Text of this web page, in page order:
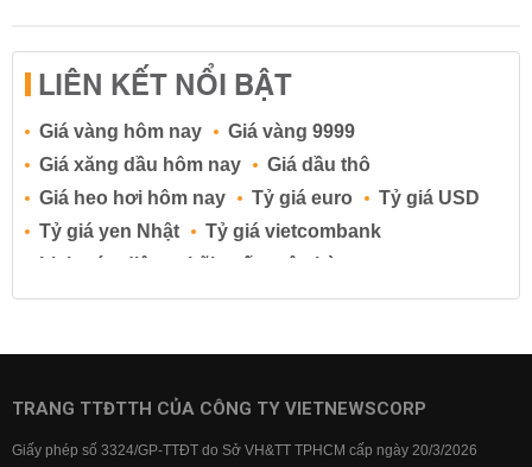
LIÊN KẾT NỔI BẬT
Giá vàng hôm nay
Giá vàng 9999
Giá xăng dầu hôm nay
Giá dầu thô
Giá heo hơi hôm nay
Tỷ giá euro
Tỷ giá USD
Tỷ giá yen Nhật
Tỷ giá vietcombank
Lịch cúp điện
Lãi suất ngân hàng
Lãi suất tiết kiệm
Lãi suất tiền gửi
Lãi suất ngân hàng BIDV
TRANG TTĐTTH CỦA CÔNG TY VIETNEWSCORP
Giấy phép số 3324/GP-TTĐT do Sở VH&TT TPHCM cấp ngày 20/3/2026